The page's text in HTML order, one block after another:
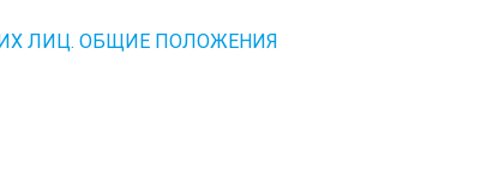
ЛИЦ. ОБЩИЕ ПОЛОЖЕНИЯ